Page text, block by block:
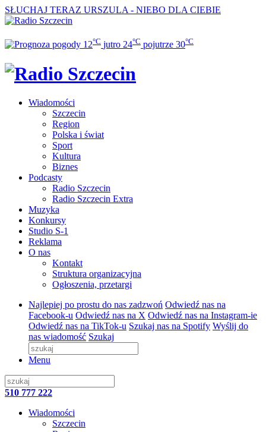
SŁUCHAJ TERAZ URSZULA - NIEBO DLA CIEBIE
12°C jutro 24°C pojutrze 30°C
Wiadomości
Szczecin
Region
Polska i świat
Sport
Kultura
Biznes
Podcasty
Radio Szczecin
Radio Szczecin Extra
Muzyka
Konkursy
Studio S-1
Reklama
O nas
Kontakt
Struktura organizacyjna
Ogłoszenia, przetargi
Najlepiej po prostu do nas zadzwoń Odwiedź nas na
Facebook-u Odwiedź nas na X Odwiedź nas na Instagram-ie
Odwiedź nas na TikTok-u Szukaj nas na Spotify Wyślij do
nas wiadomość Szukaj
Menu
510 777 222
Wiadomości
Szczecin